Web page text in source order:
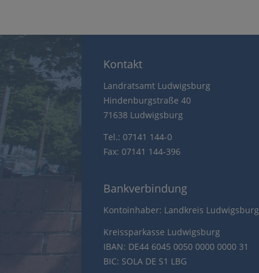
Kontakt
Landratsamt Ludwigsburg
Hindenburgstraße 40
71638 Ludwigsburg
Tel.: 07141 144-0
Fax: 07141 144-396
Bankverbindung
Kontoinhaber: Landkreis Ludwigsburg
Kreissparkasse Ludwigsburg
IBAN: DE44 6045 0050 0000 0000 31
BIC: SOLA DE S1 LBG